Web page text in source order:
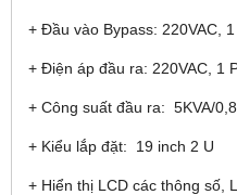
+ Đầu vào Bypass: 220VAC,
+ Điện áp đầu ra: 220VAC, 1
+ Công suất đầu ra: 5KVA/
+ Kiểu lắp đặt: 19 inch 2 U
+ Hiển thị LCD các thông số,